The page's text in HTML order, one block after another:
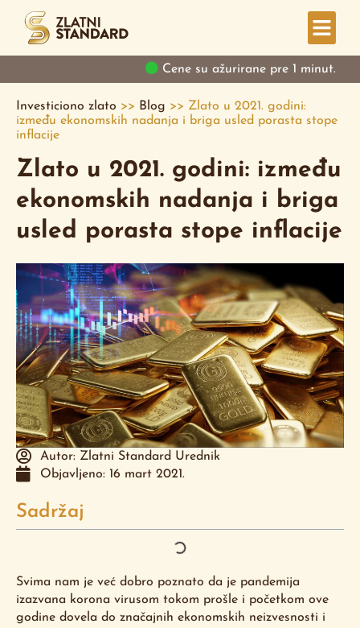
Cene su ažurirane pre 1 minut.
Investiciono zlato >> Blog >> Zlato u 2021. godini:
između ekonomskih nadanja i briga usled porasta stope
inflacije
Zlato u 2021. godini: između
ekonomskih nadanja i briga
usled porasta stope inflacije
Autor: Zlatni Standard Urednik
Objavljeno: 16 mart 2021.
Sadržaj
Svima nam je već dobro poznato da je pandemija
izazvana korona virusom tokom prošle i početkom ove
godine dovela do značajnih ekonomskih neizvesnosti i